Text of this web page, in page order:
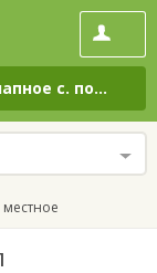
с. пов.